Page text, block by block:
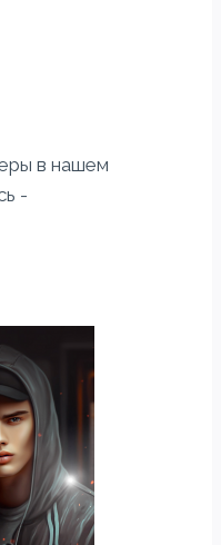
в нашем
-